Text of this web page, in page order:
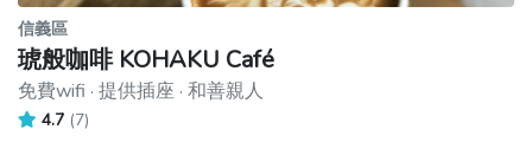
信義區
琥般咖啡 KOHAKU Café
免費wifi · 提供插座 · 和善親人
4.7 (7)